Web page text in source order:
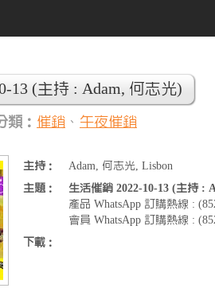
13 (主持 : Adam, 何志光)
類： 催銷 、 午夜催銷
主持：
Adam, 何志光, Lisbon
主題：
生活催銷 2022-10-13 (主持 :
產品 WhatsApp 訂購熱線 :
會員 WhatsApp 訂購熱線 :
下載：